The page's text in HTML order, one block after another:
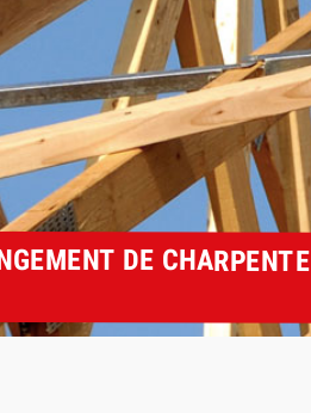
DE CHARPENTE